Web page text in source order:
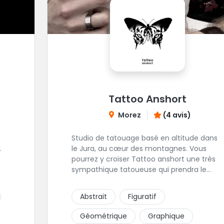
Tattoo Anshort
Morez (4 avis)
Studio de tatouage basé en altitude dans
le Jura, au cœur des montagnes. Vous
pourrez y croiser Tattoo anshort une très
sympathique tatoueuse qui prendra le
tattoo. Tattooanshort c'est l’occasion
parfaite pour se faire piquer la peau à la
montagne ! Elle maîtrise les lettrages et les
aplats de noir. N’hésitez pas à la contacter
Abstrait
Figuratif
Géométrique
Graphique